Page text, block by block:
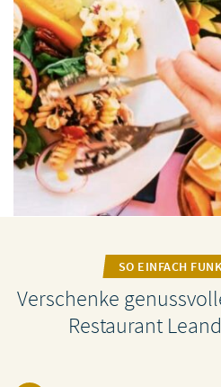
SO EINFACH
Verschenke
Restaurant